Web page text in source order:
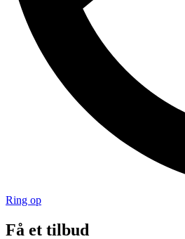
Ring op
Få et tilbud